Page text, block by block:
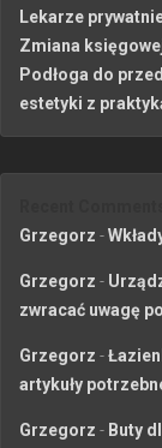
Lekarze
Zmiana
Podłoga do
estetyki z
Grzegorz -
Grzegorz -
zwracać uwagę
Grzegorz -
artykuły
Grzegorz - Buty